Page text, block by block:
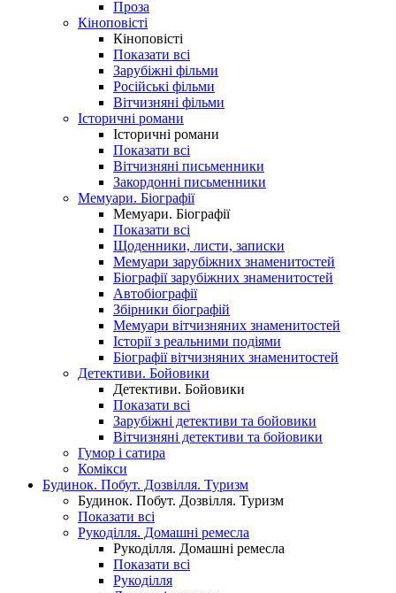
Проза
Кіноповісті
Кіноповісті
Показати всі
Зарубіжні фільми
Російські фільми
Вітчизняні фільми
Історичні романи
Історичні романи
Показати всі
Вітчизняні письменники
Закордонні письменники
Мемуари. Біографії
Мемуари. Біографії
Показати всі
Щоденники, листи, записки
Мемуари зарубіжних знаменитостей
Біографії зарубіжних знаменитостей
Автобіографії
Збірники біографій
Мемуари вітчизняних знаменитостей
Історії з реальними подіями
Біографії вітчизняних знаменитостей
Детективи. Бойовики
Детективи. Бойовики
Показати всі
Зарубіжні детективи та бойовики
Вітчизняні детективи та бойовики
Гумор і сатира
Комікси
Будинок. Побут. Дозвілля. Туризм
Будинок. Побут. Дозвілля. Туризм
Показати всі
Рукоділля. Домашні ремесла
Рукоділля. Домашні ремесла
Показати всі
Рукоділля